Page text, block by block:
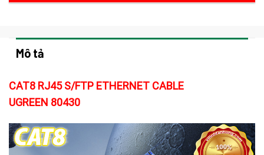
Mô tả
CAT8 RJ45 S/FTP ETHERNET CABLE
UGREEN 80430